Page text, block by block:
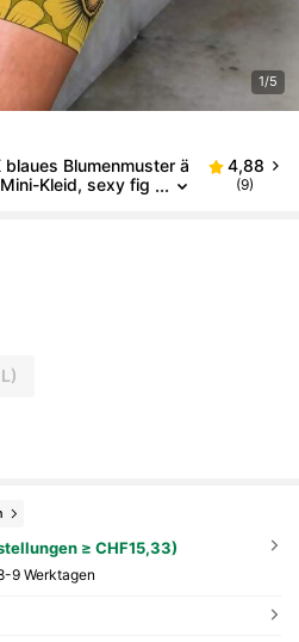
1/5
blaues Blumenmuster ä
Kleid, sexy fig
4,88
(9)
≥ CHF15,33)
9 Werktagen